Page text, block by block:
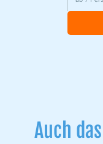
Auch